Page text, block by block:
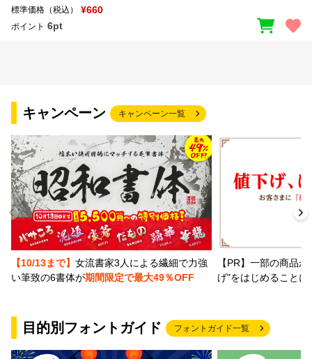
標準価格（税込） ¥660
ポイント 6pt
キャンペーン キャンペーン一覧
【10/13まで】 女流書家3人による繊細で力強
い筆致の6書体が期間限定で最大49％OFF
【PR】一部の商品
げ"をはじめること
目的別フォントガイド フォントガイド一覧